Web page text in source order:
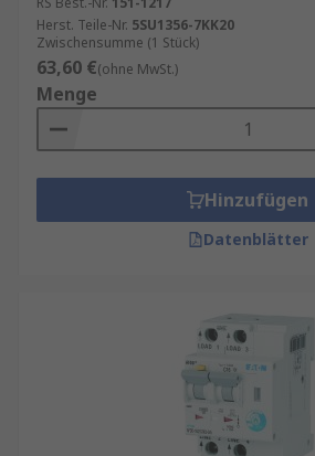
Herst. Teile-Nr. 5SU1356-7KK20
Zwischensumme (1 Stück)
63,60 €(ohne MwSt.)
Menge
Hinzufügen
Datenblätter